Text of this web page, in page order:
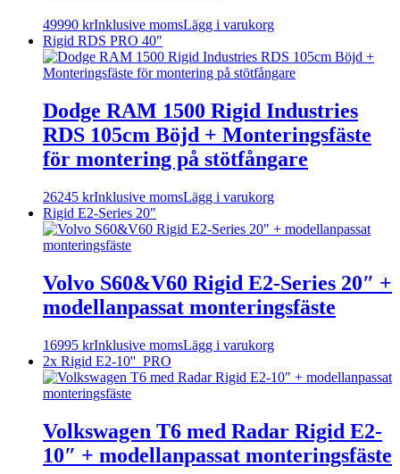
49990 krInklusive momsLägg i varukorg
Rigid RDS PRO 40"
Dodge RAM 1500 Rigid Industries
RDS 105cm Böjd + Monteringsfäste
för montering på stötfångare
26245 krInklusive momsLägg i varukorg
Rigid E2-Series 20"
Volvo S60&V60 Rigid E2-Series 20″ +
modellanpassat monteringsfäste
16995 krInklusive momsLägg i varukorg
2x Rigid E2-10'' PRO
Volkswagen T6 med Radar Rigid E2-
10″ + modellanpassat monteringsfäste